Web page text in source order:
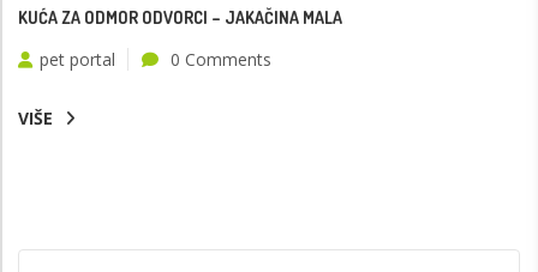
KUĆA ZA ODMOR ODVORCI – JAKAČINA MALA
pet portal 0 Comments
VIŠE